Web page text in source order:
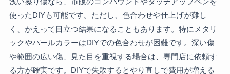
使ったDIYも可能です。ただし、色合わせや仕上げが難し
く、かえって目立つ結果になることもあります。特にメタリ
ックやパールカラーはDIYでの色合わせが困難です。深い傷
や範囲の広い傷、見た目を重視する場合は、専門店に依頼す
る方が確実です。DIYで失敗するとやり直しで費用が増える